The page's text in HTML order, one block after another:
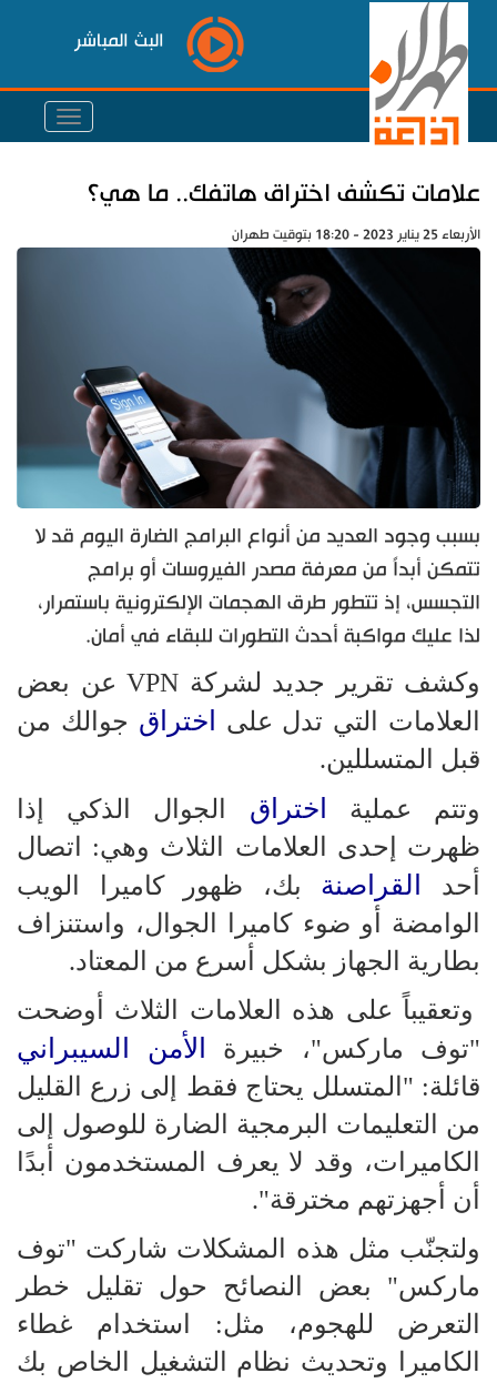
البث المباشر
علامات تكشف اختراق هاتفك.. ما هي؟
الأربعاء 25 يناير 2023 - 18:20 بتوقيت طهران
بسبب وجود العديد من أنواع البرامج الضارة اليوم قد لا
تتمكن أبداً من معرفة مصدر الفيروسات أو برامج
التجسس، إذ تتطور طرق الهجمات الإلكترونية باستمرار،
لذا عليك مواكبة أحدث التطورات للبقاء في أمان.
وكشف تقرير جديد لشركة VPN عن بعض
العلامات التي تدل على
اختراق جوالك من
قبل المتسللين.
وتتم عملية
اختراق الجوال الذكي إذا
ظهرت إحدى العلامات الثلاث وهي: اتصال
أحد
القراصنة بك، ظهور كاميرا الويب
الوامضة أو ضوء كاميرا الجوال، واستنزاف
بطارية الجهاز بشكل أسرع من المعتاد.
وتعقيباً على هذه العلامات الثلاث أوضحت
"توف ماركس"، خبيرة
الأمن السيبراني
قائلة: "المتسلل يحتاج فقط إلى زرع القليل
من التعليمات البرمجية الضارة للوصول إلى
الكاميرات، وقد لا يعرف المستخدمون أبدًا
أن أجهزتهم مخترقة".
ولتجنّب مثل هذه المشكلات شاركت "توف
ماركس" بعض النصائح حول تقليل خطر
التعرض للهجوم، مثل: استخدام غطاء
الكاميرا وتحديث نظام التشغيل الخاص بك